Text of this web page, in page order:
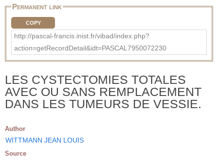
Permanent link
COPY
http://pascal-francis.inist.fr/vibad/index.php?
action=getRecordDetail&idt=PASCAL7950072230
LES CYSTECTOMIES TOTALES
AVEC OU SANS REMPLACEMENT
DANS LES TUMEURS DE VESSIE.
Author
WITTMANN JEAN LOUIS
Source